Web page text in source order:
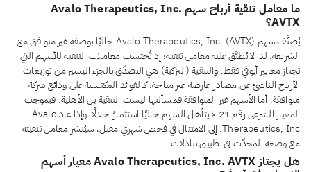
ما معامل تنقية أرباح سهم Avalo Therapeutics, Inc.
AVTX؟
يُصنَّف سهم Avalo Therapeutics, Inc. (AVTX) حاليًا بوصفه غير متوافق مع
الشريعة، لذا لا يُطبَّق عليه معامل تنقية؛ إذ تُحتسب معاملات التنقية للأسهم التي
تجتاز معايير أيوفي فقط. والتنقية (التزكية) هي التصدّق بالجزء اليسير من توزيعات
الأرباح الناشئ عن مصادر عارضة غير مباحة، كالفوائد المكتسبة على ودائع شركة
متوافقة. أما الأسهم غير المتوافقة فمسألتها ليست التنقية بل الأهلية: فبموجب
المعيار الشرعي رقم 21 لا يتأهل السهم حاليًا استثمارًا حلالًا. وإذا عاد Avalo
Therapeutics, Inc. إلى الامتثال في فحص شهري مقبل، سيُنشر معامل تنقيته
مع وضعه المحدّث في تطبيق تبادلات.
هل يجتاز Avalo Therapeutics, Inc. AVTX معيار أسهم